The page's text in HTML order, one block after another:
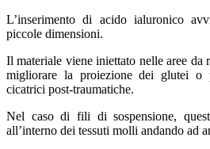
L’inserimento di acido ialuronico
piccole dimensioni.
Il materiale viene iniettato nelle aree da
migliorare la proiezione dei glutei o
cicatrici post-traumatiche.
Nel caso di fili di sospensione,
all’interno dei tessuti molli andando ad